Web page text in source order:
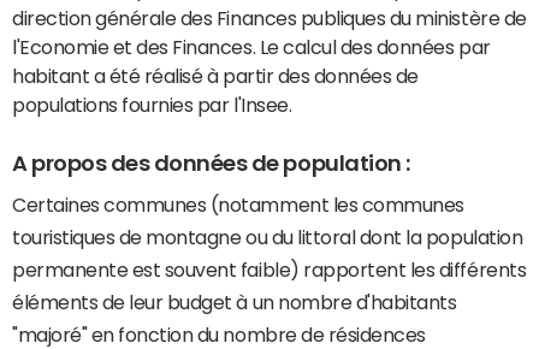
direction générale des Finances publiques du ministère de
l'Economie et des Finances. Le calcul des données par
habitant a été réalisé à partir des données de
populations fournies par l'Insee.
A propos des données de population :
Certaines communes (notamment les communes
touristiques de montagne ou du littoral dont la population
permanente est souvent faible) rapportent les différents
éléments de leur budget à un nombre d'habitants
"majoré" en fonction du nombre de résidences